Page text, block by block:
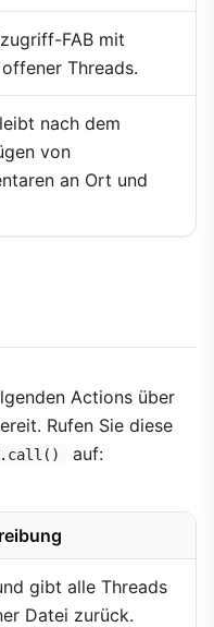
FAB mit
Threads.
nach dem
von
an Ort und
Actions über
Rufen Sie diese
auf:
gibt alle Threads
Datei zurück.